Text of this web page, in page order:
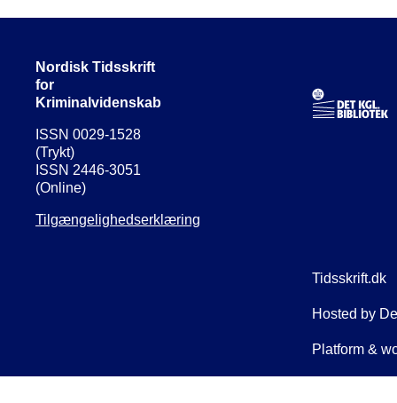
Nordisk Tidsskrift
for
Kriminalvidenskab
ISSN 0029-1528
(Trykt)
ISSN 2446-3051
(Online)
Tilgængelighedserklæring